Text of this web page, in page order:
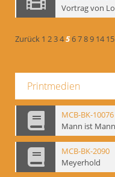
Zurück 1 23456789 14 15
Printmedien
MCB-BK-10076
MCB-BK-2090
Meyerhold